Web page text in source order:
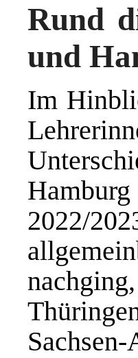
Rund
und
Im
2022/